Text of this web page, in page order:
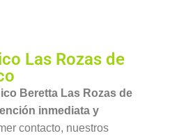
Las Rozas de
Beretta Las Rozas de
inmediata y
contacto, nuestros